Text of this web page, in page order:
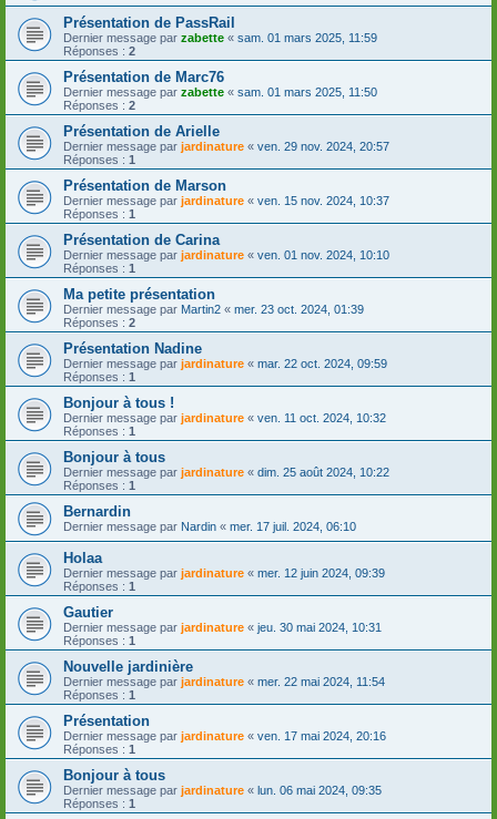
Présentation de PassRail
Dernier message par zabette « sam. 01 mars 2025, 11:59
Réponses : 2
Présentation de Marc76
Dernier message par zabette « sam. 01 mars 2025, 11:50
Réponses : 2
Présentation de Arielle
Dernier message par jardinature « ven. 29 nov. 2024, 20:57
Réponses : 1
Présentation de Marson
Dernier message par jardinature « ven. 15 nov. 2024, 10:37
Réponses : 1
Présentation de Carina
Dernier message par jardinature « ven. 01 nov. 2024, 10:10
Réponses : 1
Ma petite présentation
Dernier message par Martin2 « mer. 23 oct. 2024, 01:39
Réponses : 2
Présentation Nadine
Dernier message par jardinature « mar. 22 oct. 2024, 09:59
Réponses : 1
Bonjour à tous !
Dernier message par jardinature « ven. 11 oct. 2024, 10:32
Réponses : 1
Bonjour à tous
Dernier message par jardinature « dim. 25 août 2024, 10:22
Réponses : 1
Bernardin
Dernier message par Nardin « mer. 17 juil. 2024, 06:10
Holaa
Dernier message par jardinature « mer. 12 juin 2024, 09:39
Réponses : 1
Gautier
Dernier message par jardinature « jeu. 30 mai 2024, 10:31
Réponses : 1
Nouvelle jardinière
Dernier message par jardinature « mer. 22 mai 2024, 11:54
Réponses : 1
Présentation
Dernier message par jardinature « ven. 17 mai 2024, 20:16
Réponses : 1
Bonjour à tous
Dernier message par jardinature « lun. 06 mai 2024, 09:35
Réponses : 1